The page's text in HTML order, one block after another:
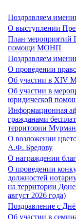
Поздравляем
О выступлении
План мероприятий
помощи МОНП
Поздравляем
О проведении
Об участии в XIV
Об участии в
юридической
Информационная
гражданами
территории
О возложении
А.Ф. Бредову
О награждении
О проведении
должностей
на территории
август 2026 года)
Поздравление с
Об участии в